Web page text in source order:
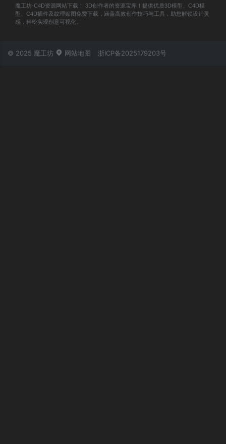
魔工坊-C4D资源网站下载！ 3D创作者的资源宝库！提供优质3D模型、C4D模
型、C4D插件及纹理贴图免费下载，涵盖高效创作技巧与工具，助您解锁设计灵
感，轻松实现创意可视化。
© 2025 魔工坊 网站地图 浙ICP备2025179203号